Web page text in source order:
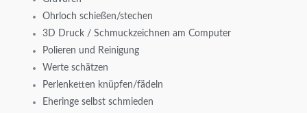
Ohrloch schießen/stechen
3D Druck / Schmuckzeichnen am Computer
Polieren und Reinigung
Werte schätzen
Perlenketten knüpfen/fädeln
Eheringe selbst schmieden